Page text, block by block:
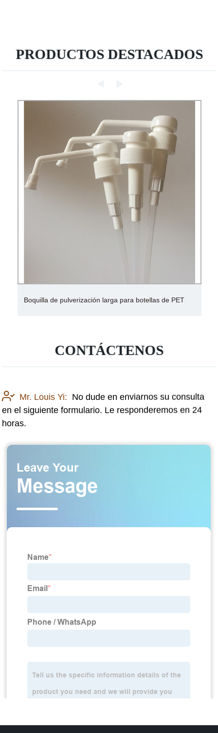
PRODUCTOS DESTACADOS
Boquilla de pulverización larga para botellas de PET
CONTÁCTENOS
Mr. Louis Yi: No dude en enviarnos su consulta
en el siguiente formulario. Le responderemos en 24
horas.